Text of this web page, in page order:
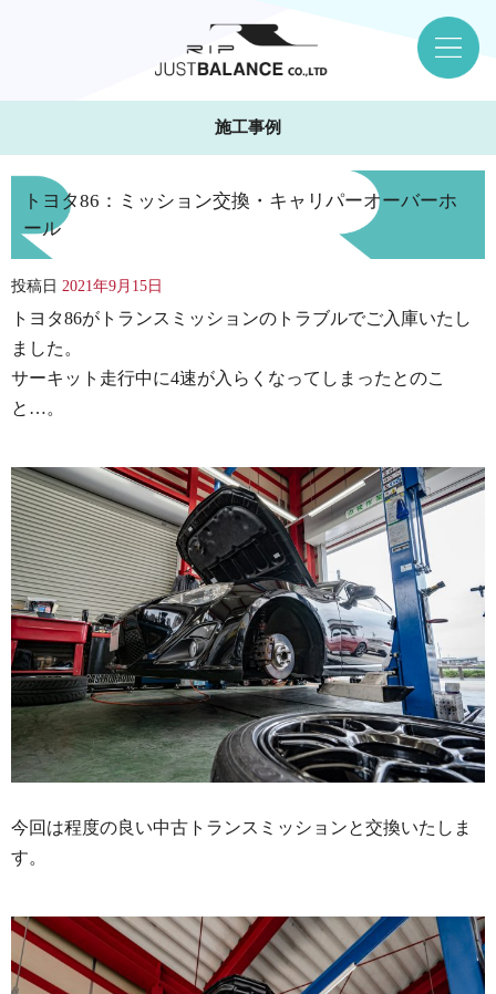
施工事例
トヨタ86：ミッション交換・キャリパーオーバーホ
ール
投稿日 2021年9月15日
トヨタ86がトランスミッションのトラブルでご入庫いたし
ました。
サーキット走行中に4速が入らくなってしまったとのこ
と…。
今回は程度の良い中古トランスミッションと交換いたしま
す。